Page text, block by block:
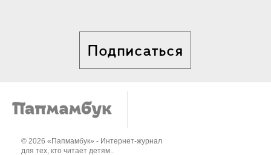
Подписаться
© 2026 «Папмамбук» - Интернет-журнал
для тех, кто читает детям..